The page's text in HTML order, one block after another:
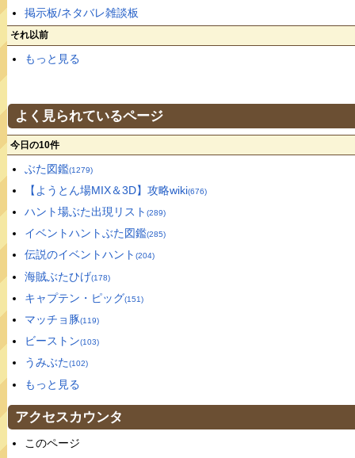
掲示板/ネタバレ雑談板
それ以前
もっと見る
よく見られているページ
今日の10件
ぶた図鑑(1279)
【ようとん場MIX＆3D】攻略wiki(676)
ハント場ぶた出現リスト (289)
イベントハントぶた図鑑(285)
伝説のイベントハント (204)
海賊ぶたひげ(178)
キャプテン・ピッグ(151)
マッチョ豚(119)
ビーストン(103)
うみぶた(102)
もっと見る
アクセスカウンタ
このページ